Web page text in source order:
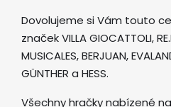
Dovolujeme si Vám touto
značek VILLA GIOCATTOLI,
MUSICALES, BERJUAN,
GÜNTHER a HESS.
Všechny hračky nabízené